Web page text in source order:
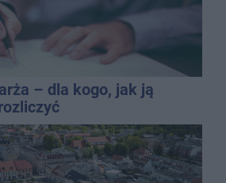
– dla kogo, jak ją